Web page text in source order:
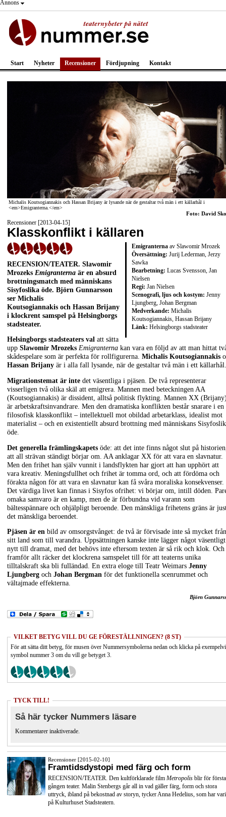
Annons
Start Nyheter Recensioner Fördjupning Kontakt
Michalis Koutsogiannakis och Hassan Brijany är lysande när de gestaltar två män i ett källarhål i
<em>Emigranterna.</em>
Foto: David
Recensioner [2013-04-15]
Klasskonflikt i källaren
Emigranterna av Slawomir Mrozek
Översättning: Jurij Lederman, Jerzy
Sawka
Bearbetning: Lucas Svensson, Jan
Nielsen
Regi: Jan Nielsen
Scenografi, ljus och kostym: Jenny
Ljungberg, Johan Bergman
Medverkande: Michalis
Koutsogiannakis, Hassan Brijany
Länk: Helsingborgs stadsteater
RECENSION/TEATER. Slawomir
Mrozeks Emigranterna är en absurd
brottningsmatch med människans
Sisyfoslika öde. Björn Gunnarsson
ser Michalis
Koutsogiannakis och Hassan Brijany
i klockrent samspel på Helsingborgs
stadsteater.
Helsingborgs stadsteaters val att sätta
upp Slawomir Mrozeks Emigranterna kan vara en följd av att man hittat
skådespelare som är perfekta för rollfigurerna. Michalis Koutsogiannakis
Hassan Brijany är i alla fall lysande, när de gestaltar två män i ett källarhål.
Migrationstemat är inte det väsentliga i pjäsen. De två representerar
visserligen två olika skäl att emigrera. Mannen med beteckningen AA
(Koutsogiannakis) är dissident, alltså politisk flykting. Mannen XX
är arbetskraftsinvandrare. Men den dramatiska konflikten består snarare i en
filosofisk klasskonflikt – intellektuell mot obildad arbetarklass, idealist mot
materialist – och en existentiellt absurd brottning med människans
öde.
Det generella främlingskapets öde: att det inte finns något slut på
att all strävan ständigt börjar om. AA anklagar XX för att vara en slavnatur.
Men den frihet han själv vunnit i landsflykten har gjort att han upphört att
vara kreativ. Meningsfullhet och frihet är tomma ord, och att fördöma och
förakta någon för att vara en slavnatur kan få svåra moraliska konsekvenser.
Det värdiga livet kan finnas i Sisyfos ofrihet: vi börjar om, intill döden.
omaka samvaro är en kamp, men de är förbundna vid varann som
bältesspännare och ohjälpligt beroende. Den mänskliga frihetens gräns är
det mänskliga beroendet.
Pjäsen är en bild av omsorgstvånget: de två är förvisade inte så mycket från
sitt land som till varandra. Uppsättningen kanske inte lägger något väsentligt
nytt till dramat, med det behövs inte eftersom texten är så rik och klok. Och
framför allt räcker det klockrena samspelet till för att teaterns unika
tilltalskraft ska bli fulländad. En extra eloge till Teatr Weimars Jenny
Ljungberg och Johan Bergman för det funktionella scenrummet och
vältajmade effekterna.
Björn
VILKET BETYG VILL DU GE FÖRESTÄLLNINGEN? (8 ST)
För att sätta ditt betyg, för musen över Nummersymbolerna nedan och klicka på
symbol nummer 3 om du vill ge betyget 3.
TYCK TILL!
Så här tycker Nummers läsare
Kommentarer inaktiverade.
Recensioner [2015-02-10]
Framtidsdystopi med färg och form
RECENSION/TEATER. Den kultförklarade film Metropolis blir för första
gången teater. Malin Stenbergs går all in vad gäller färg, form och stora
uttryck, ibland på bekostnad av storyn, tycker Anna Hedelius, som har
på Kulturhuset Stadsteatern.